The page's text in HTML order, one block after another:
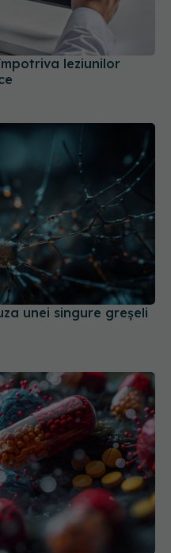
leziunilor
unei singure greșeli